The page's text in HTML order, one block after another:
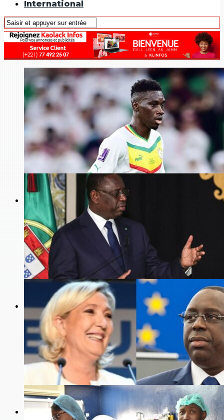
International
Football
Ligue 1 France : Ismaila Sarr signe à l’Olympique de Marseille
Justice
Violences au Sénégal : plainte en France et demande
d’enquête à la CPI contre Macky Sall pour « crimes contre
l’humanité »